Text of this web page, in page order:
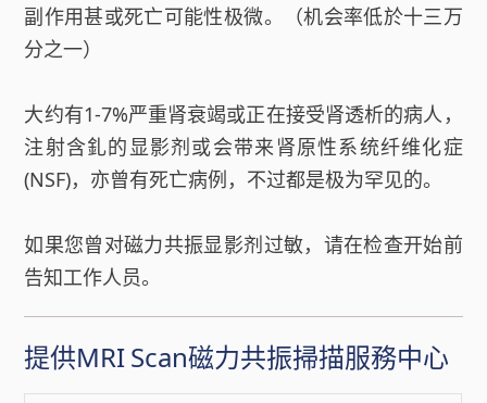
副作用甚或死亡可能性极微。（机会率低於十三万
分之一）
大约有1-7%严重肾衰竭或正在接受肾透析的病人，
注射含釓的显影剂或会带来肾原性系统纤维化症
(NSF)，亦曾有死亡病例，不过都是极为罕见的。
如果您曾对磁力共振显影剂过敏，请在检查开始前
告知工作人员。
提供MRI Scan磁力共振掃描服務中心